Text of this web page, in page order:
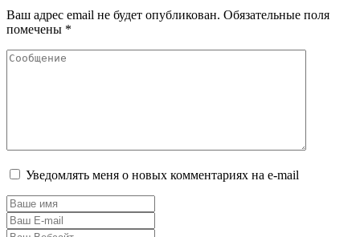
Ваш адрес email не будет опубликован. Обязательные поля
помечены *
Уведомлять меня о новых комментариях на e-mail